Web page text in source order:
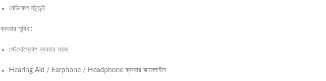
মেডিকেল স্টুডেন্ট
ব্যবহার সুবিধা:
স্টেথোস্কোপ ব্যবহার সহজ
Hearing Aid / Earphone / Headphone ব্যবহার ঝামেলাহীন